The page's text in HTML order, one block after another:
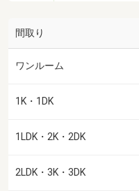
間取り
ワンルーム
1K・1DK
1LDK・2K・2DK
2LDK・3K・3DK